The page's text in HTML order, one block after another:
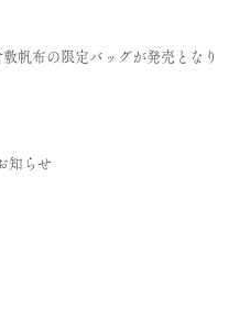
帆布の限定バッグが発売となり
知らせ